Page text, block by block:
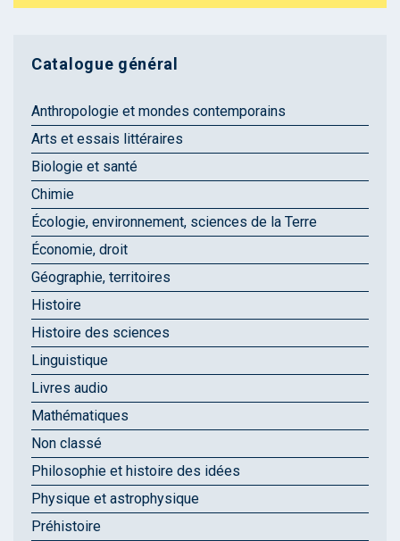
Catalogue général
Anthropologie et mondes contemporains
Arts et essais littéraires
Biologie et santé
Chimie
Écologie, environnement, sciences de la Terre
Économie, droit
Géographie, territoires
Histoire
Histoire des sciences
Linguistique
Livres audio
Mathématiques
Non classé
Philosophie et histoire des idées
Physique et astrophysique
Préhistoire